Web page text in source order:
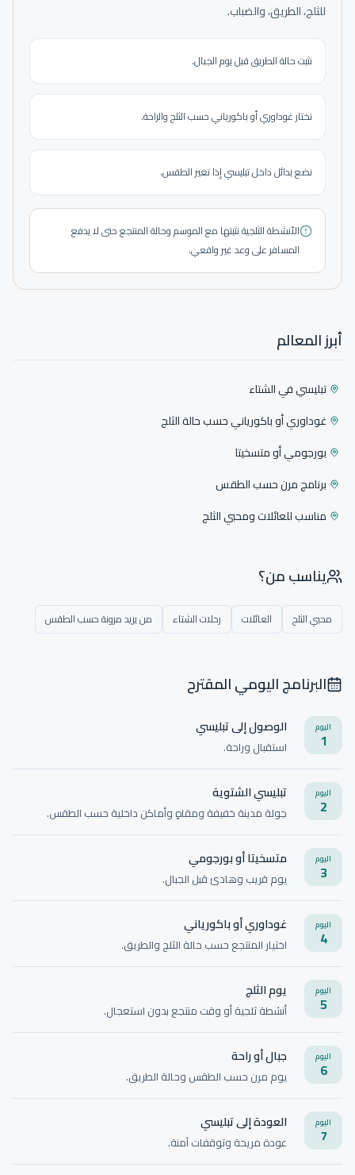
للثلج، الطريق، والضباب.
نثبت حالة الطريق قبل يوم الجبال.
نختار غوداوري أو باكورياني حسب الثلج والراحة.
نضع بدائل داخل تبليسي إذا تغير الطقس.
الأنشطة الثلجية نثبتها مع الموسم وحالة المنتجع حتى لا يدفع
المسافر على وعد غير واقعي.
أبرز المعالم
تبليسي في الشتاء
غوداوري أو باكورياني حسب حالة الثلج
بورجومي أو متسخيتا
برنامج مرن حسب الطقس
مناسب للعائلات ومحبي الثلج
يناسب من؟
محبي الثلج العائلات رحلات الشتاء من يريد مرونة حسب الطقس
البرنامج اليومي المقترح
اليوم
1
الوصول إلى تبليسي
استقبال وراحة.
اليوم
2
تبليسي الشتوية
جولة مدينة خفيفة ومقاهٍ وأماكن داخلية حسب الطقس.
اليوم
3
متسخيتا أو بورجومي
يوم قريب وهادئ قبل الجبال.
اليوم
4
غوداوري أو باكورياني
اختيار المنتجع حسب حالة الثلج والطريق.
اليوم
5
يوم الثلج
أنشطة ثلجية أو وقت منتجع بدون استعجال.
اليوم
6
جبال أو راحة
يوم مرن حسب الطقس وحالة الطريق.
اليوم
7
العودة إلى تبليسي
عودة مريحة وتوقفات آمنة.